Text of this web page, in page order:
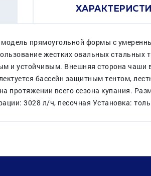
прямоугольной формы с
жестких овальных стальных
и устойчивым. Внешняя сторона
бассейн защитным тентом,
протяжении всего сезона купания.
3028 л/ч, песочная Установка: